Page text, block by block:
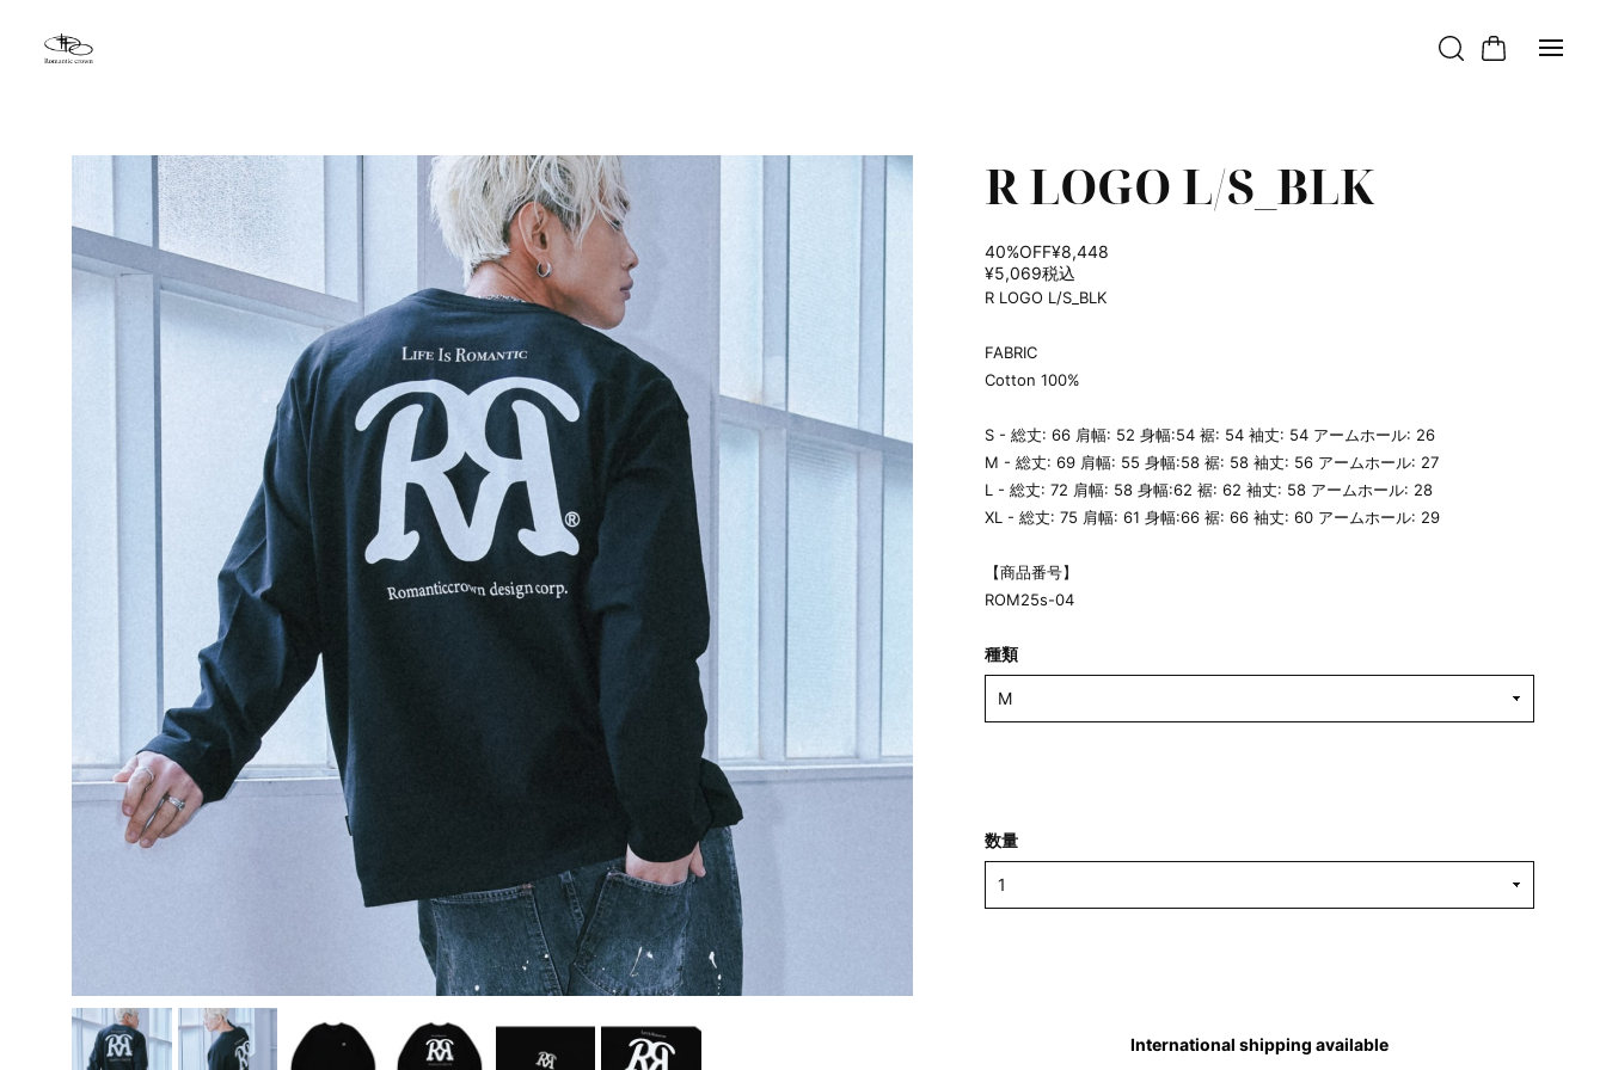
R LOGO L/S_BLK
40%OFF¥8,448
¥5,069税込
R LOGO L/S_BLK
FABRIC
Cotton 100%
S - 総丈: 66 肩幅: 52 身幅:54 裾: 54 袖丈: 54 アームホール: 26
M - 総丈: 69 肩幅: 55 身幅:58 裾: 58 袖丈: 56 アームホール: 27
L - 総丈: 72 肩幅: 58 身幅:62 裾: 62 袖丈: 58 アームホール: 28
XL - 総丈: 75 肩幅: 61 身幅:66 裾: 66 袖丈: 60 アームホール: 29
【商品番号】
ROM25s-04
種類
数量
International shipping available